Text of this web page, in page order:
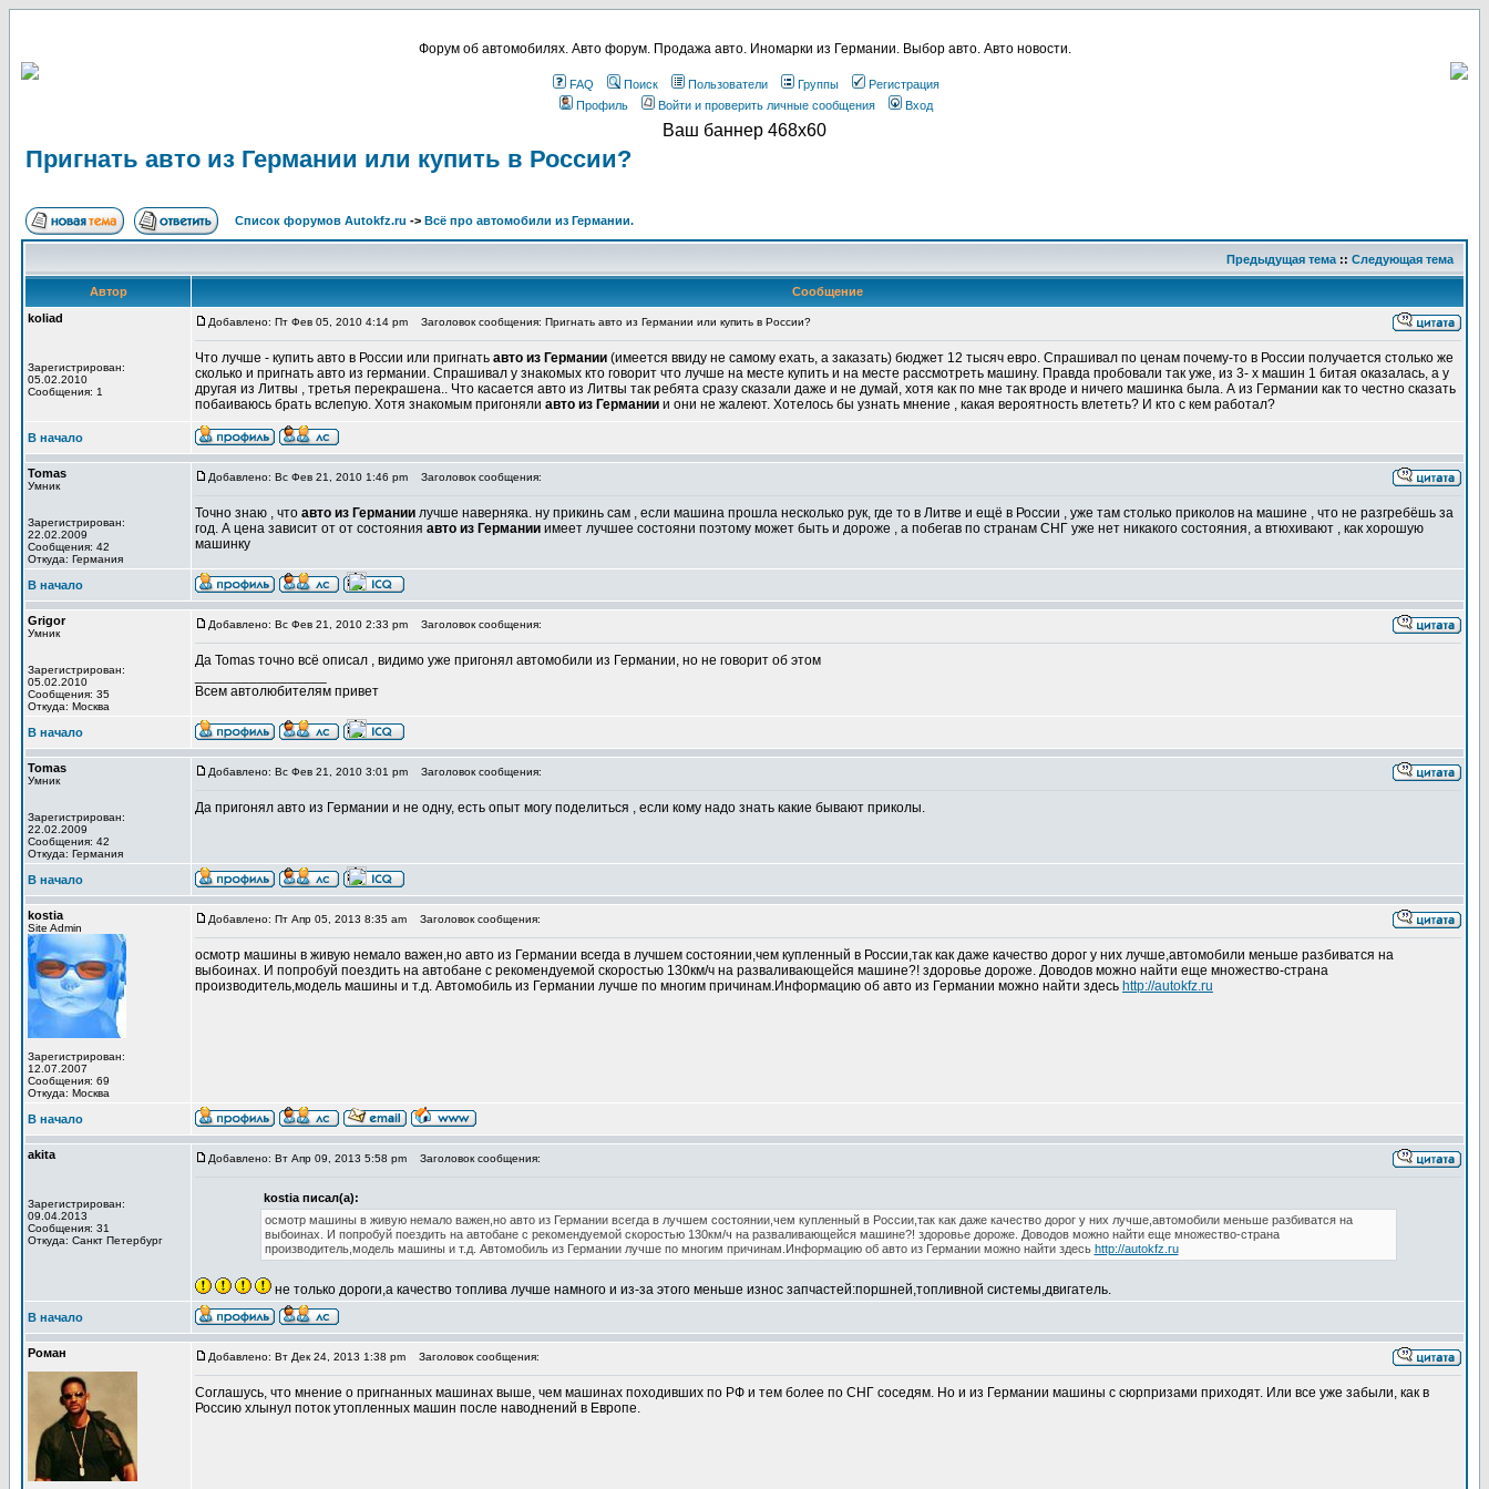
Форум об автомобилях. Авто форум. Продажа авто. Иномарки из Германии. Выбор авто. Авто новости.
FAQ Поиск Пользователи Группы
Регистрация
Профиль
Войти и проверить личные сообщения Вход
Ваш баннер 468x60
Пригнать авто из Германии или купить в России?
Список форумов Autokfz.ru -> Всё про автомобили из Германии.
Предыдущая тема :: Следующая тема
Автор
Сообщение
koliad
Зарегистрирован:
05.02.2010
Сообщения: 1
Добавлено: Пт Фев 05, 2010 4:14 pm Заголовок сообщения: Пригнать авто из Германии или купить в России?
Что лучше - купить авто в России или пригнать авто из Германии (имеется ввиду не самому ехать, а заказать) бюджет 12 тысяч евро. Спрашивал по ценам почему-то в России получается столько же
сколько и пригнать авто из германии. Спрашивал у знакомых кто говорит что лучше на месте купить и на месте рассмотреть машину. Правда пробовали так уже, из 3- х машин 1 битая оказалась, а у
другая из Литвы , третья перекрашена.. Что касается авто из Литвы так ребята сразу сказали даже и не думай, хотя как по мне так вроде и ничего машинка была. А из Германии как то честно сказать
побаиваюсь брать вслепую. Хотя знакомым пригоняли авто из Германии и они не жалеют. Хотелось бы узнать мнение , какая вероятность влететь? И кто с кем работал?
В начало
Tomas
Умник
Зарегистрирован:
22.02.2009
Сообщения: 42
Откуда: Германия
Добавлено: Вс Фев 21, 2010 1:46 pm Заголовок сообщения:
Точно знаю , что авто из Германии лучше наверняка. ну прикинь сам , если машина прошла несколько рук, где то в Литве и ещё в России , уже там столько приколов на машине , что не разгребёшь за
год. А цена зависит от от состояния авто из Германии имеет лучшее состояни поэтому может быть и дороже , а побегав по странам СНГ уже нет никакого состояния, а втюхивают , как хорошую
машинку
В начало
Grigor
Умник
Зарегистрирован:
05.02.2010
Сообщения: 35
Откуда: Москва
Добавлено: Вс Фев 21, 2010 2:33 pm Заголовок сообщения:
Да Tomas точно всё описал , видимо уже пригонял автомобили из Германии, но не говорит об этом
Всем автолюбителям привет
В начало
Tomas
Умник
Зарегистрирован:
22.02.2009
Сообщения: 42
Откуда: Германия
Добавлено: Вс Фев 21, 2010 3:01 pm Заголовок сообщения:
Да пригонял авто из Германии и не одну, есть опыт могу поделиться , если кому надо знать какие бывают приколы.
В начало
kostia
Site Admin
Зарегистрирован:
12.07.2007
Сообщения: 69
Откуда: Москва
Добавлено: Пт Апр 05, 2013 8:35 am Заголовок сообщения:
осмотр машины в живую немало важен,но авто из Германии всегда в лучшем состоянии,чем купленный в России,так как даже качество дорог у них лучше,автомобили меньше разбиватся на
выбоинах. И попробуй поездить на автобане с рекомендуемой скоростью 130км/ч на разваливающейся машине?! здоровье дороже. Доводов можно найти еще множество-страна
производитель,модель машины и т.д. Автомобиль из Германии лучше по многим причинам.Информацию об авто из Германии можно найти здесь http://autokfz.ru
В начало
akita
Зарегистрирован:
09.04.2013
Сообщения: 31
Откуда: Санкт Петербург
Добавлено: Вт Апр 09, 2013 5:58 pm Заголовок сообщения:
kostia писал(а):
осмотр машины в живую немало важен,но авто из Германии всегда в лучшем состоянии,чем купленный в России,так как даже качество дорог у них лучше,автомобили меньше разбиватся на
выбоинах. И попробуй поездить на автобане с рекомендуемой скоростью 130км/ч на разваливающейся машине?! здоровье дороже. Доводов можно найти еще множество-страна
производитель,модель машины и т.д. Автомобиль из Германии лучше по многим причинам.Информацию об авто из Германии можно найти здесь http://autokfz.ru
не только дороги,а качество топлива лучше намного и из-за этого меньше износ запчастей:поршней,топливной системы,двигатель.
В начало
Роман Добавлено: Вт Дек 24, 2013 1:38 pm Заголовок сообщения:
Соглашусь, что мнение о пригнанных машинах выше, чем машинах походивших по РФ и тем более по СНГ соседям. Но и из Германии машины с сюрпризами приходят. Или все уже забыли, как в
Россию хлынул поток утопленных машин после наводнений в Европе.